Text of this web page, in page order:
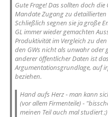
Gute Frage! Das sollten doch
Mandate Zugang zu
Schließlich segnen sie ja große
GL immer wieder gemachten
Produktivität im Vergleich zu
den GWs nicht als unwahr oder
anderer öffentlicher Daten ist
Argumentationsgrundlage, auf
beziehen.
Hand aufs Herz - man kann
(vor allem Firmenteile) -
meinen Teil auch mal studiert ;)